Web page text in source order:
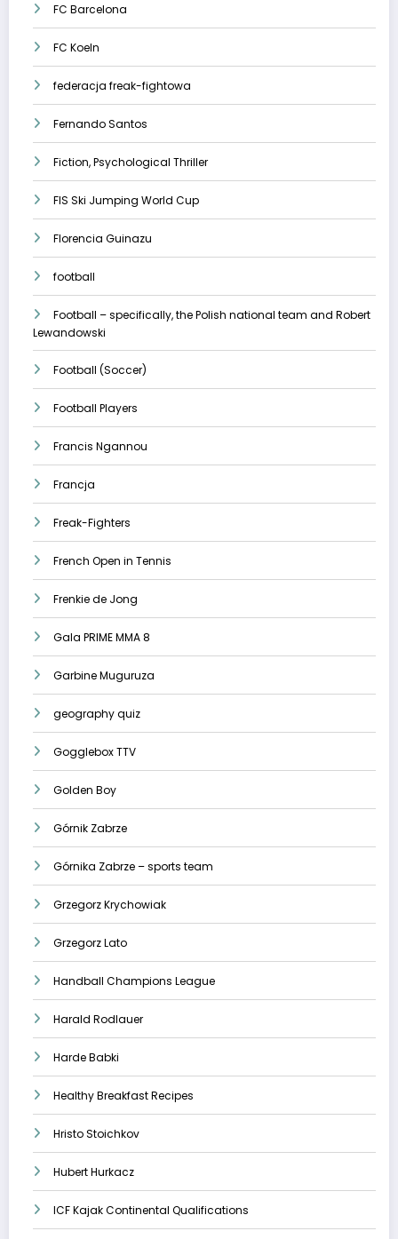
FC Barcelona
FC Koeln
federacja freak-fightowa
Fernando Santos
Fiction, Psychological Thriller
FIS Ski Jumping World Cup
Florencia Guinazu
football
Football – specifically, the Polish national team and Robert
Lewandowski
Football (Soccer)
Football Players
Francis Ngannou
Francja
Freak-Fighters
French Open in Tennis
Frenkie de Jong
Gala PRIME MMA 8
Garbine Muguruza
geography quiz
Gogglebox TTV
Golden Boy
Górnik Zabrze
Górnika Zabrze – sports team
Grzegorz Krychowiak
Grzegorz Lato
Handball Champions League
Harald Rodlauer
Harde Babki
Healthy Breakfast Recipes
Hristo Stoichkov
Hubert Hurkacz
ICF Kajak Continental Qualifications